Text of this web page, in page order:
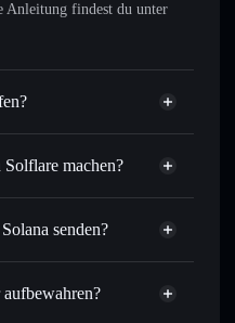
Anleitung findest du unter
nicht verifiziert
machen?
gegen SOL, USDC oder
Trades zu deinem
senden?
Privacy